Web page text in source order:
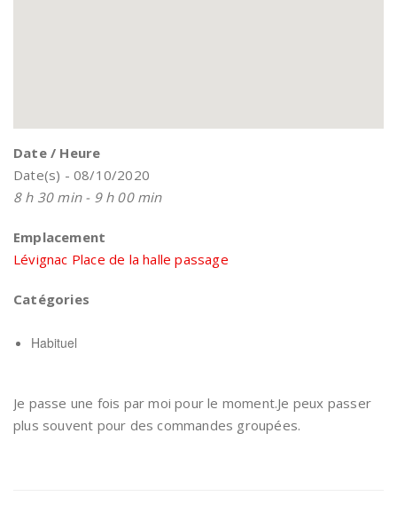
Date / Heure
Date(s) - 08/10/2020
8 h 30 min - 9 h 00 min
Emplacement
Lévignac Place de la halle passage
Catégories
Habituel
Je passe une fois par moi pour le moment.Je peux passer
plus souvent pour des commandes groupées.